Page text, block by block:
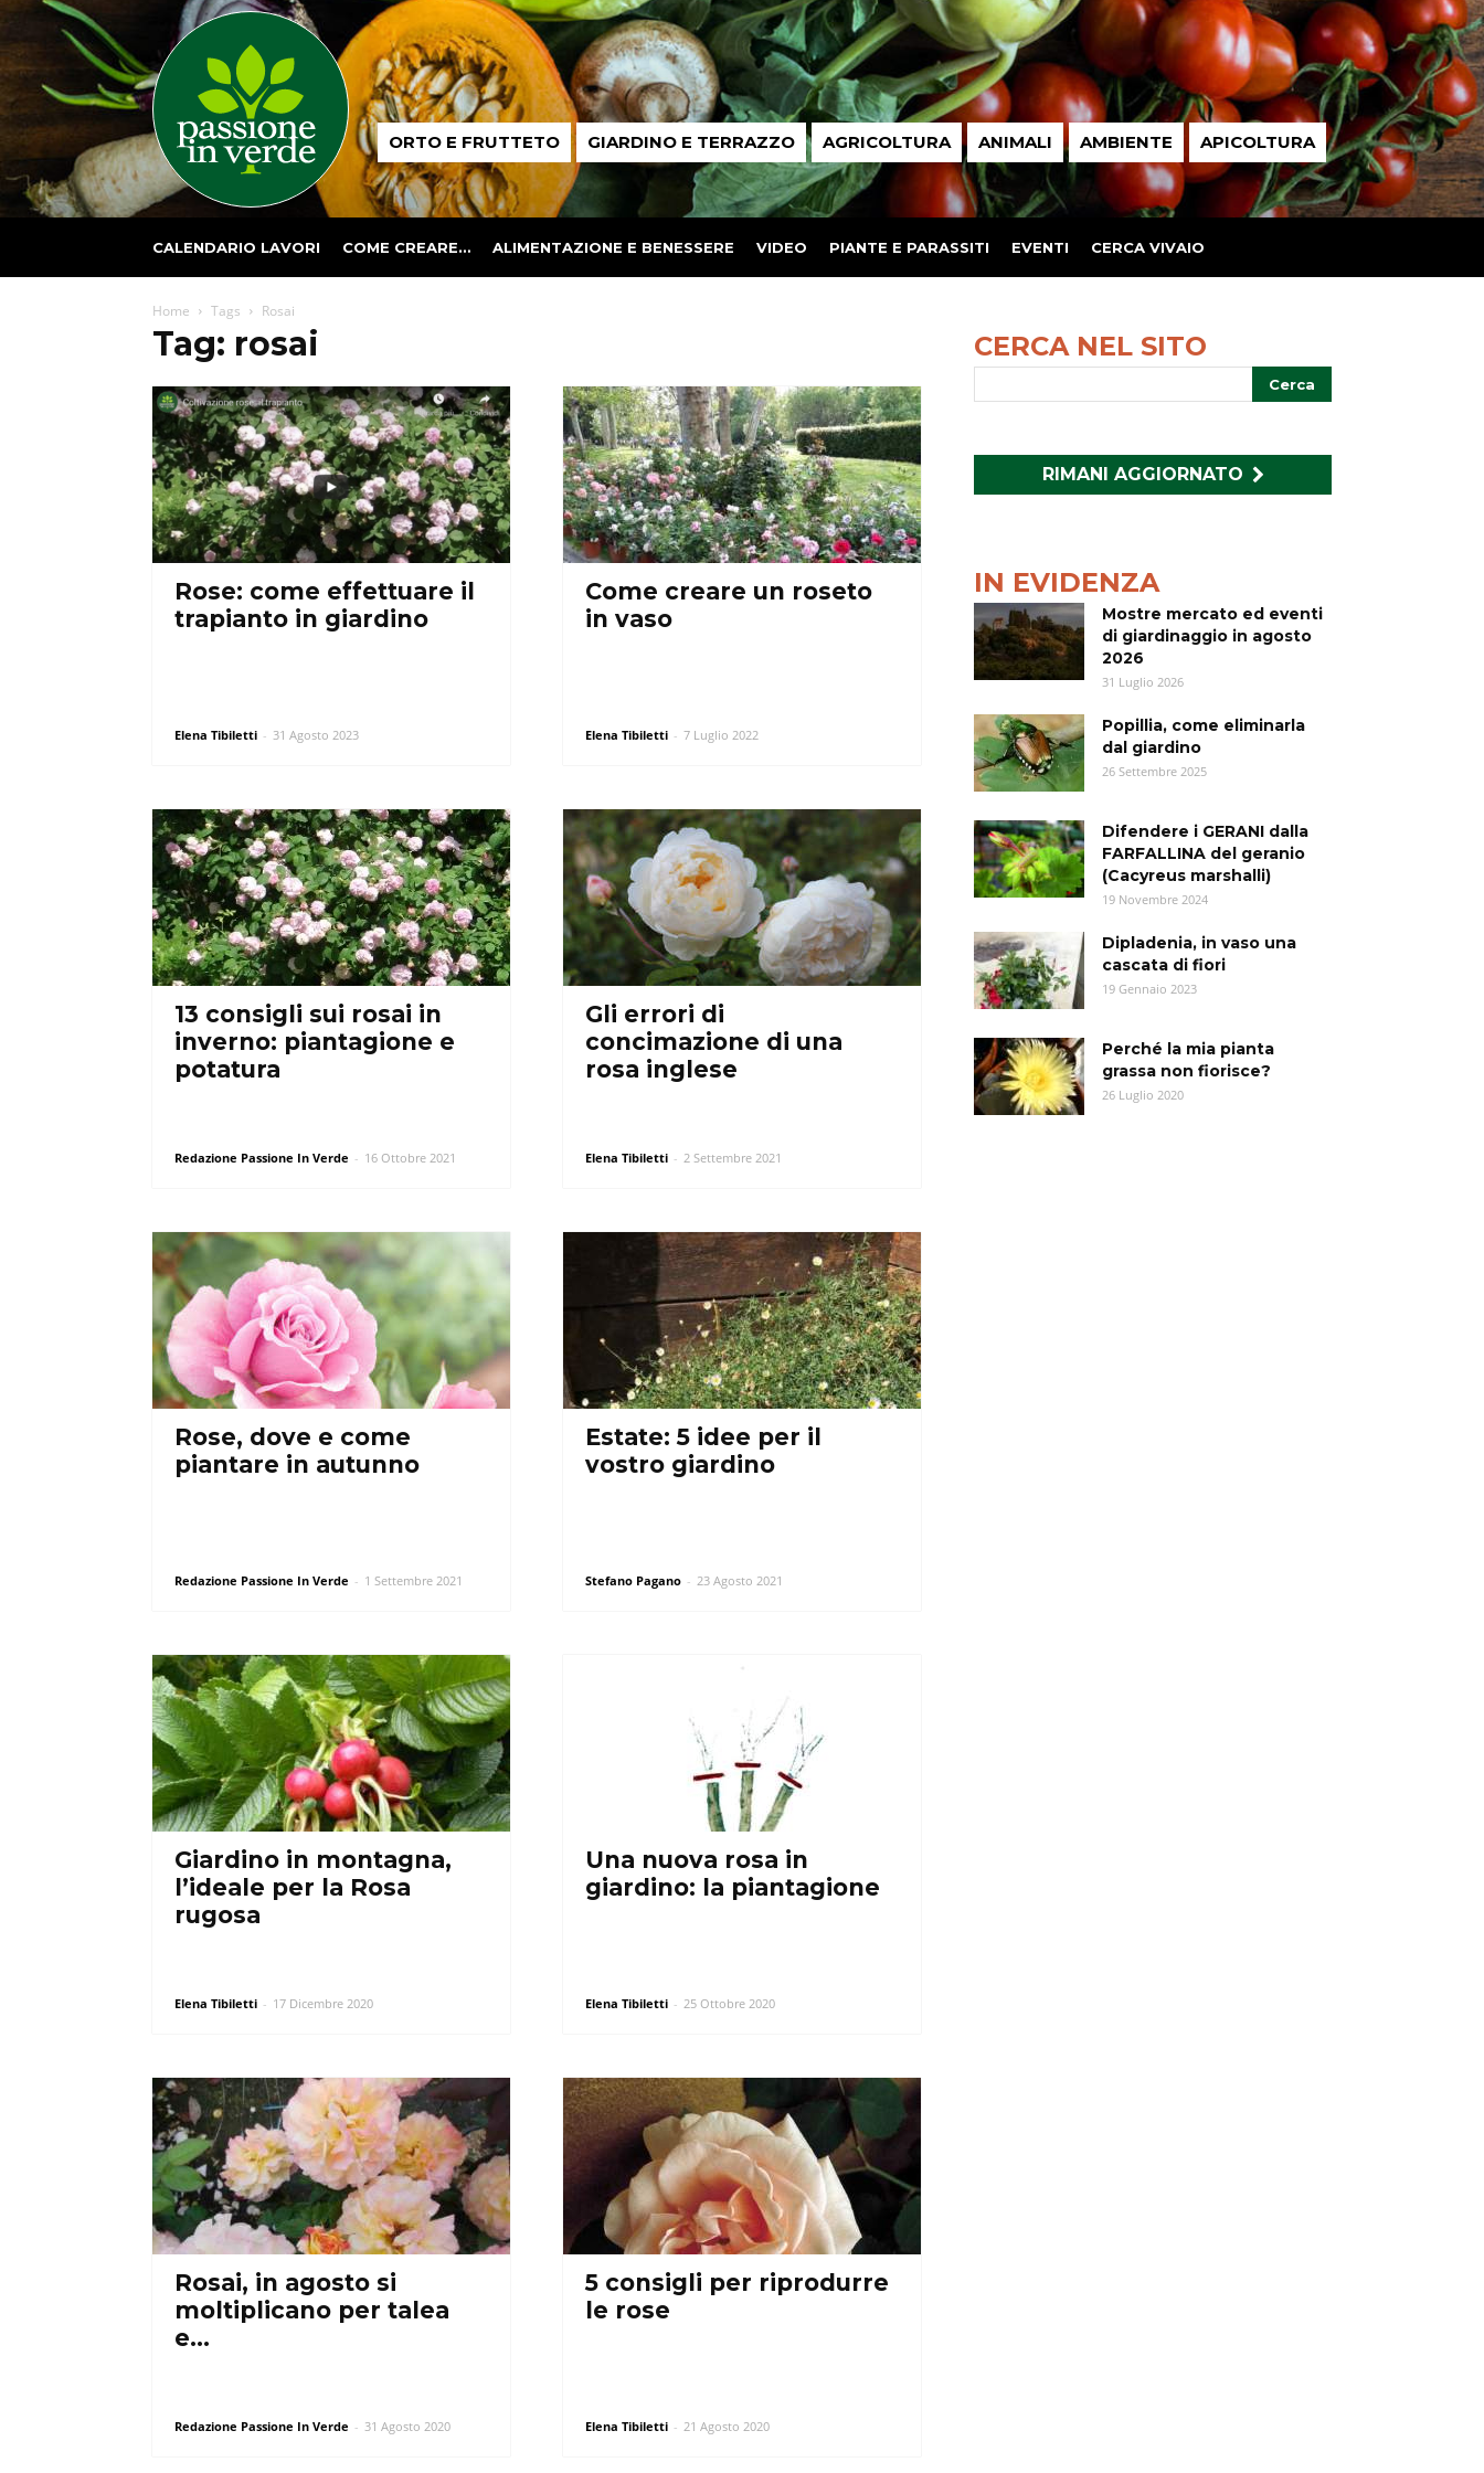
Passione
in ORTO E FRUTTETO GIARDINO E TERRAZZO AGRICOLTURA ANIMALI AMBIENTE APICOLTURA
CALENDARIO LAVORI COME CREARE… ALIMENTAZIONE E BENESSERE VIDEO PIANTE E PARASSITI EVENTI CERCA VIVAIO
Home Tags Rosai
Tag: rosai
Rose: come effettuare il
trapianto in giardino
Elena Tibiletti - 31 Agosto 2023
Come creare un roseto
in vaso
Elena Tibiletti - 7 Luglio 2022
13 consigli sui rosai in
inverno: piantagione e
potatura
Redazione Passione In Verde - 16 Ottobre 2021
Gli errori di
concimazione di una
rosa inglese
Elena Tibiletti - 2 Settembre 2021
Rose, dove e come
piantare in autunno
Redazione Passione In Verde - 1 Settembre 2021
Estate: 5 idee per il
vostro giardino
Stefano Pagano - 23 Agosto 2021
Giardino in montagna,
l’ideale per la Rosa
rugosa
Elena Tibiletti - 17 Dicembre 2020
Una nuova rosa in
giardino: la piantagione
Elena Tibiletti - 25 Ottobre 2020
Rosai, in agosto si
moltiplicano per talea
e…
Redazione Passione In Verde - 31 Agosto 2020
5 consigli per riprodurre
le rose
Elena Tibiletti - 21 Agosto 2020
CERCA NEL SITO
RIMANI AGGIORNATO
IN EVIDENZA
Mostre mercato ed eventi
di giardinaggio in agosto
2026
31 Luglio 2026
Popillia, come eliminarla
dal giardino
26 Settembre 2025
Difendere i GERANI dalla
FARFALLINA del geranio
(Cacyreus marshalli)
19 Novembre 2024
Dipladenia, in vaso una
cascata di fiori
19 Gennaio 2023
Perché la mia pianta
grassa non fiorisce?
26 Luglio 2020